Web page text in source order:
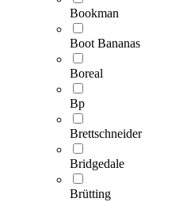
Bookman
Boot Bananas
Boreal
Bp
Brettschneider
Bridgedale
Brütting